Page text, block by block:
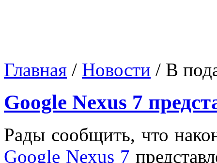
Главная / Новости / В
Google Nexus 7
Рады сообщить, что
Google Nexus 7